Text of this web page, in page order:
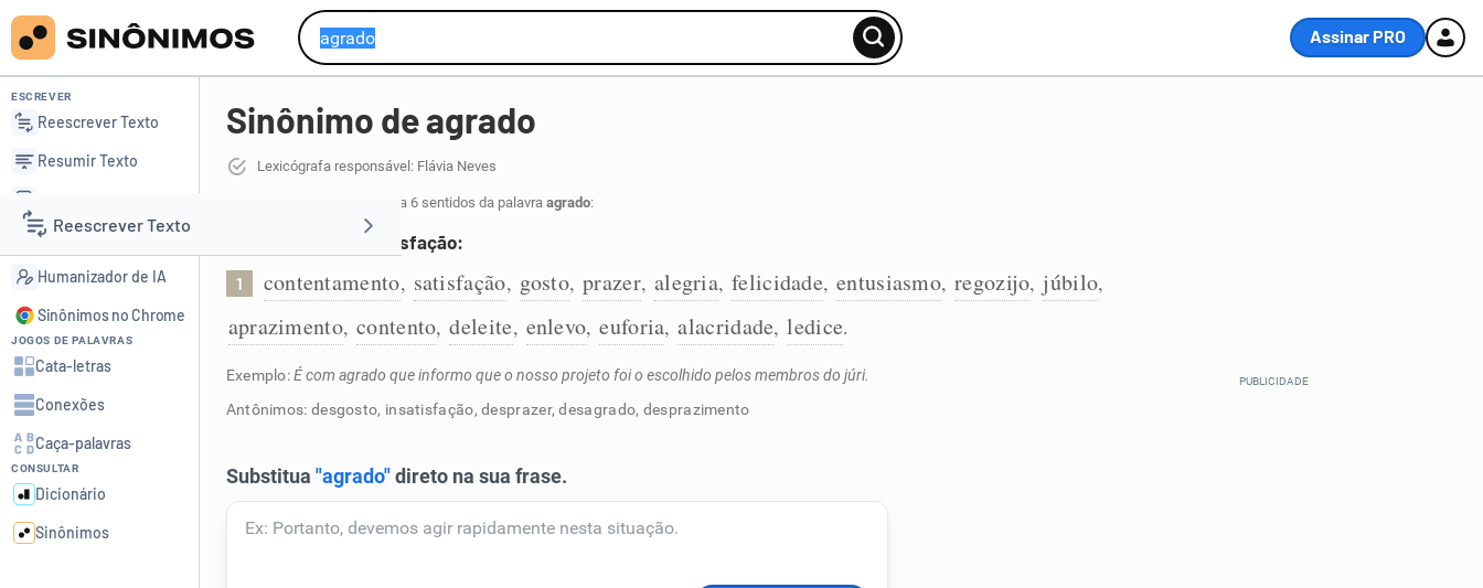
Assinar PRO
Reescrever Texto
Resumir Texto
Corrigir Texto
Detector de IA
Humanizador de IA
ESCREVER
Reescrever Texto
Resumir Texto
Detector de IA
Humanizador de IA
Sinônimos no Chrome
JOGOS DE PALAVRAS
Cata-letras
Conexões
Caça-palavras
CONSULTAR
Dicionário
Sinônimos
Sinônimo de agrado
Lexicógrafa responsável: Flávia Neves
para 6 sentidos da palavra agrado:
Contentamento e satisfação:
1 contentamento, satisfação, gosto, prazer, alegria, felicidade, entusiasmo, regozijo, júbilo,
aprazimento, contento, deleite, enlevo, euforia, alacridade, ledice.
Exemplo:É com agrado que informo que o nosso projeto foi o escolhido pelos membros do júri.
Antônimos: desgosto, insatisfação, desprazer, desagrado, desprazimento